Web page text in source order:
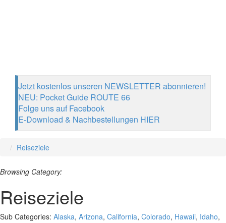
Jetzt kostenlos unseren NEWSLETTER abonnieren!
NEU: Pocket Guide ROUTE 66
Folge uns auf Facebook
E-Download & Nachbestellungen HIER
Reiseziele
Browsing Category:
Reiseziele
Sub Categories: Alaska, Arizona, California, Colorado, Hawaii, Idaho,